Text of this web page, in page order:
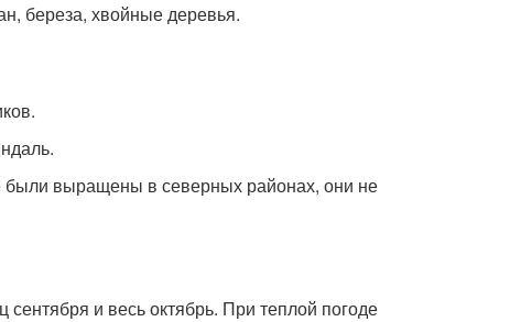
береза, хвойные деревья.
были выращены в северных районах, они не
и весь октябрь. При теплой погоде